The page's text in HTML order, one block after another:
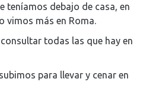
teníamos debajo de casa, en
vimos más en Roma.
todas las que hay en
para llevar y cenar en